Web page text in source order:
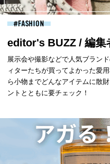
FASHION
editor's BUZZ / 編集
展示会や撮影などで人気ブラン
ィターたちが買ってよかった愛
ら小物までどんなアイテムに散
ントとともに要チェック！